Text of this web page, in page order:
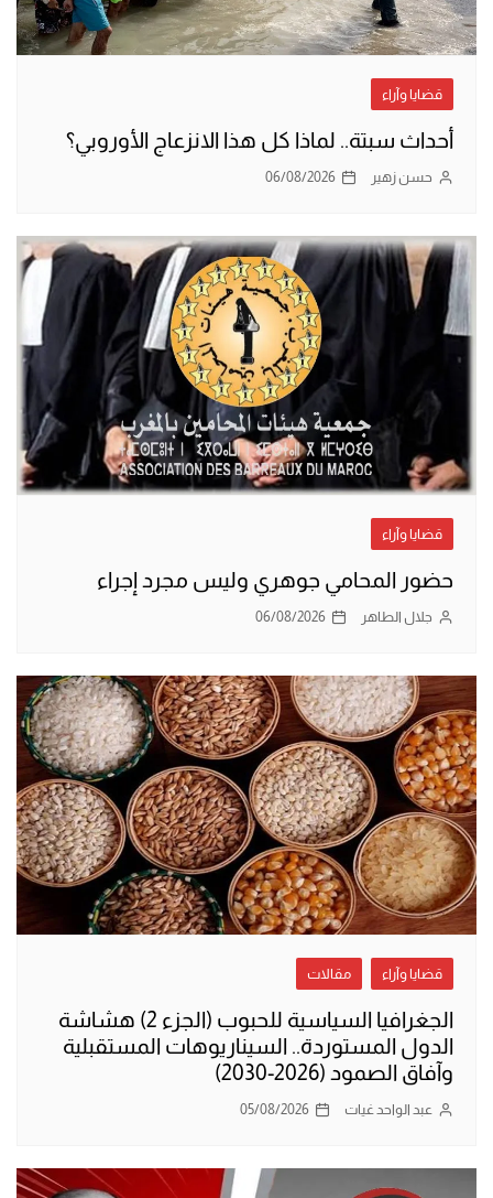
قضايا وآراء
أحداث سبتة.. لماذا كل هذا الانزعاج الأوروبي؟
حسن زهير 06/08/2026
قضايا وآراء
حضور المحامي جوهري وليس مجرد إجراء
جلال الطاهر 06/08/2026
قضايا وآراء مقالات
الجغرافيا السياسية للحبوب (الجزء 2) هشاشة
الدول المستوردة.. السيناريوهات المستقبلية
وآفاق الصمود (2026-2030)
عبد الواحد غيات 05/08/2026